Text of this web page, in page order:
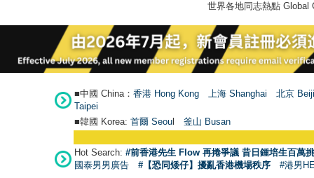
世界各地同志熱點
■中國 China： 香港 Hong Kong 上海 Shanghai
北京
Taipei
■韓國 Korea: 首爾 Seoul 釜山 Busan
Hot Search: #前香港先生 Flow 再捲爭議 昔日鍾培生百萬
國泰男男廣告
#【恐同矮仔】擾亂香港機場秩序 #港男